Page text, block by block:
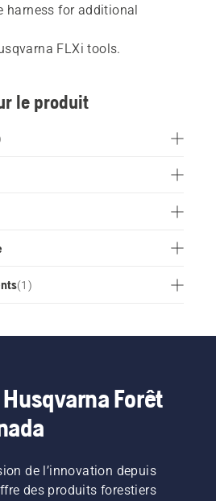
harness for additional
FLXi tools.
le produit
(1 )
Forêt
de l’innovation depuis
des produits forestiers